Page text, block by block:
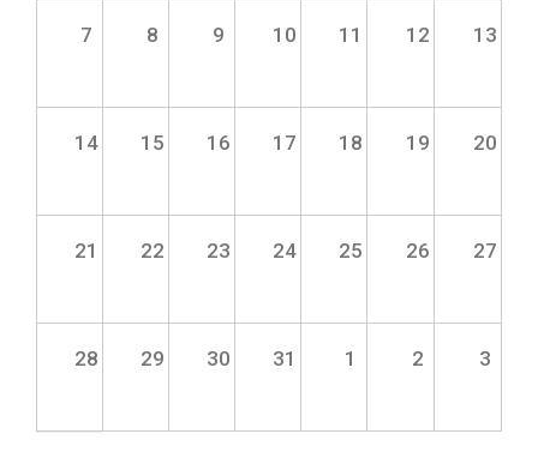
7 8 9 10 11 12 13
14 15 16 17 18 19 20
21 22 23 24 25 26 27
28 29 30 31 1 2 3